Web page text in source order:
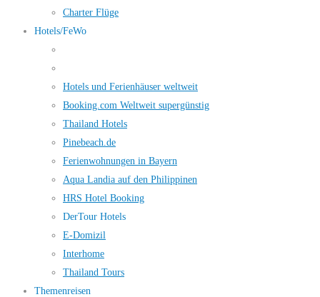
Charter Flüge
Hotels/FeWo
Hotels und Ferienhäuser weltweit
Booking.com Weltweit supergünstig
Thailand Hotels
Pinebeach.de
Ferienwohnungen in Bayern
Aqua Landia auf den Philippinen
HRS Hotel Booking
DerTour Hotels
E-Domizil
Interhome
Thailand Tours
Themenreisen